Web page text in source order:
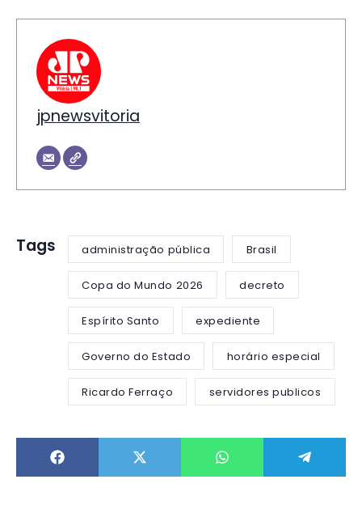
jpnewsvitoria
Tags administração pública Brasil
Copa do Mundo 2026 decreto
Espírito Santo expediente
Governo do Estado horário especial
Ricardo Ferraço servidores publicos